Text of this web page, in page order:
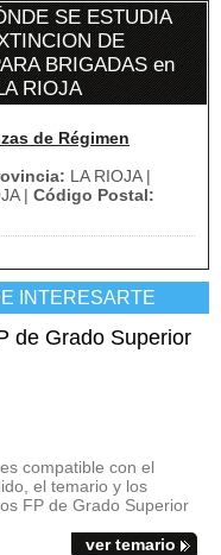
SE ESTUDIA
DE
BRIGADAS en
RIOJA
de Régimen
LA RIOJA |
| Código Postal:
INTERESARTE
de Grado Superior
compatible con el
el temario y los
FP de Grado Superior
ver temario